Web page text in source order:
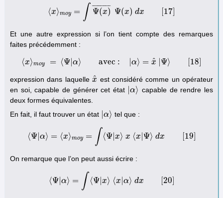
⟨x⟩moy = ∫ Ψ(x)
¯ ¯
¯¯¯¯¯¯¯¯¯ Ψ(x) dx [17]
⟨x⟩m oy =∫Ψ(x) Ψ(x) dx[
Et une autre expression si l’on tient compte des remarques
faites précédemment :
⟨x⟩moy = ⟨Ψ|α⟩ avec : |α⟩ = x
^ |Ψ⟩ [18]
x⟩m oy = α⟩avec : =x^ |Ψ⟩[ 18]
expression dans laquelle x
^
x^ est considéré comme un opérateur
en soi, capable de générer cet état |α⟩
α⟩
capable de rendre les
deux formes équivalentes.
En fait, il faut trouver un état |α⟩
α⟩ tel que :
⟨Ψ|α⟩ = ⟨x⟩moy = ∫ ⟨Ψ|x⟩ x ⟨x|Ψ⟩ dx [19]
⟨ Ψ|α⟩=⟨x mo y= ∫⟨Ψ |x⟩ x ⟨ x|Ψ ⟩ dx [19
On remarque que l’on peut aussi écrire :
⟨Ψ|α⟩ = ∫ ⟨Ψ|x⟩ ⟨x|α⟩ dx [20]
⟨Ψ α =∫⟨Ψ|x ⟨x| α⟩ dx[20